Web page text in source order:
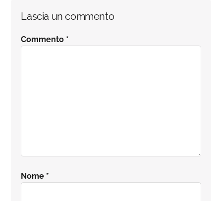
Interazioni
del
Lascia un commento
Commento *
Nome *